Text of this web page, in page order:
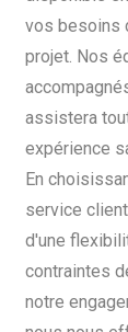
vos besoins
projet. Nos
assistera
expérience
En
service
d'une
contraintes
notre